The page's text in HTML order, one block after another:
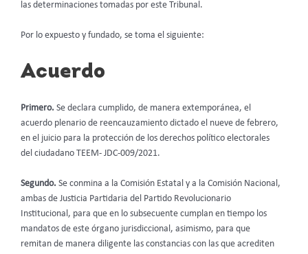
las determinaciones tomadas por este Tribunal.
Por lo expuesto y fundado, se toma el siguiente:
Acuerdo
Primero. Se declara cumplido, de manera extemporánea, el
acuerdo plenario de reencauzamiento dictado el nueve de febrero,
en el juicio para la protección de los derechos político electorales
del ciudadano TEEM- JDC-009/2021.
Segundo. Se conmina a la Comisión Estatal y a la Comisión Nacional,
ambas de Justicia Partidaria del Partido Revolucionario
Institucional, para que en lo subsecuente cumplan en tiempo los
mandatos de este órgano jurisdiccional, asimismo, para que
remitan de manera diligente las constancias con las que acrediten